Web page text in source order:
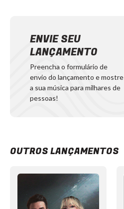
ENVIE SEU
LANÇAMENTO
Preencha o formulário de
envio do lançamento e mostre
a sua música para milhares de
pessoas!
OUTROS LANÇAMENTOS